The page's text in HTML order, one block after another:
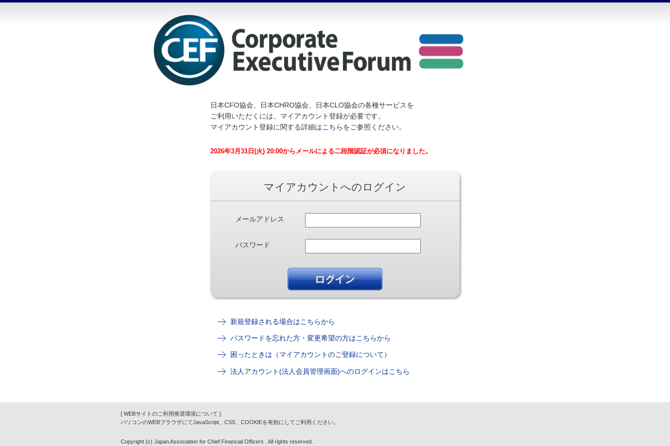
日本CFO協会、日本CHRO協会、日本CLO協会の各種サービスを
ご利用いただくには、マイアカウント登録が必要です。
マイアカウント登録に関する詳細はこちらをご参照ください。
2026年3月31日(火) 20:00からメールによる二段階認証が必須になりました。
マイアカウントへのログイン
メールアドレス
パスワード
新規登録される場合はこちらから
パスワードを忘れた方・変更希望の方はこちらから
困ったときは（マイアカウントのご登録について）
法人アカウント(法人会員管理画面)へのログインはこちら
[ WEBサイトのご利用推奨環境について ]
パソコンのWEBブラウザにてJavaScript、CSS、COOKIEを有効にしてご利用ください。
Copyright (c) Japan Association for Chief Financial Officers . All rights reserved.